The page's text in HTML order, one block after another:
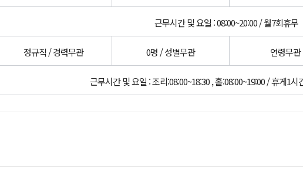
근무시간 및 요일 : 08:00~20:00 / 월7회휴무
정규직 / 경력무관 0명 / 성별무관 연령무관
근무시간 및 요일 : 조리:08:00~18:30 , 홀:08:00~19:00 / 휴게1